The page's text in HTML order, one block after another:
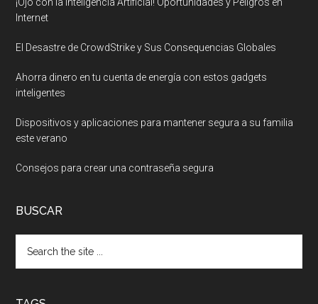
Internet
El Desastre de CrowdStrike y Sus Consequencias Globales
Ahorra dinero en tu cuenta de energía con estos gadgets
inteligentes
Dispositivos y aplicaciones para mantener segura a su familia
este verano
Consejos para crear una contraseña segura
BUSCAR
the
site